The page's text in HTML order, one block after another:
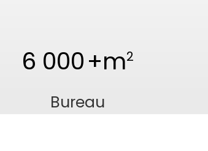
6 000+m2
Bureau